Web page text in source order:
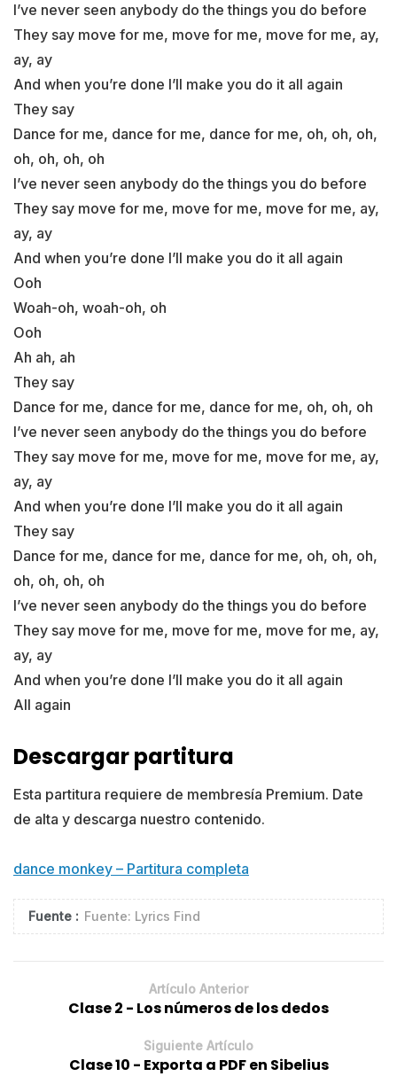
I’ve never seen anybody do the things you do before
They say move for me, move for me, move for me, ay,
ay, ay
And when you’re done I’ll make you do it all again
They say
Dance for me, dance for me, dance for me, oh, oh, oh,
oh, oh, oh, oh
I’ve never seen anybody do the things you do before
They say move for me, move for me, move for me, ay,
ay, ay
And when you’re done I’ll make you do it all again
Ooh
Woah-oh, woah-oh, oh
Ooh
Ah ah, ah
They say
Dance for me, dance for me, dance for me, oh, oh, oh
I’ve never seen anybody do the things you do before
They say move for me, move for me, move for me, ay,
ay, ay
And when you’re done I’ll make you do it all again
They say
Dance for me, dance for me, dance for me, oh, oh, oh,
oh, oh, oh, oh
I’ve never seen anybody do the things you do before
They say move for me, move for me, move for me, ay,
ay, ay
And when you’re done I’ll make you do it all again
All again
Descargar partitura
Esta partitura requiere de membresía Premium. Date
de alta y descarga nuestro contenido.
dance monkey – Partitura completa
Fuente : Fuente: Lyrics Find
Artículo Anterior
Clase 2 - Los números de los dedos
Siguiente Artículo
Clase 10 - Exporta a PDF en Sibelius